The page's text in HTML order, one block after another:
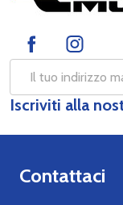
Start
Indirizzo
mail
Iscriviti alla
Contattaci